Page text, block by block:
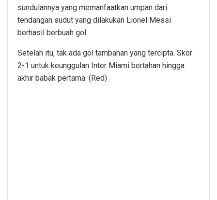
sundulannya yang memanfaatkan umpan dari
tendangan sudut yang dilakukan Lionel Messi
berhasil berbuah gol.
Setelah itu, tak ada gol tambahan yang tercipta. Skor
2-1 untuk keunggulan Inter Miami bertahan hingga
akhir babak pertama. (Red)